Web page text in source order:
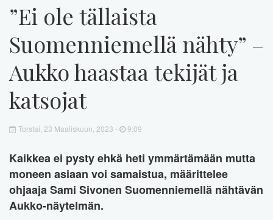
”Ei ole tällaista
Suomenniemellä nähty” –
Aukko haastaa tekijät ja
katsojat
Torstai, 23 Maaliskuun, 2023 - 9:09
Kaikkea ei pysty ehkä heti ymmärtämään mutta
moneen asiaan voi samaistua, määrittelee
ohjaaja Sami Sivonen Suomenniemellä nähtävän
Aukko-näytelmän.